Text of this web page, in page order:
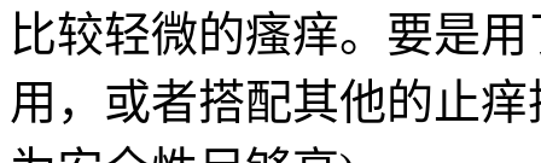
比较轻微的瘙痒。要是
用，或者搭配其他的止